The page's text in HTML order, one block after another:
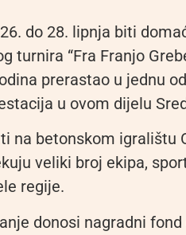
do 28. lipnja biti
turnira “Fra Franjo
prerastao u jednu
u ovom dijelu
na betonskom igralištu
veliki broj ekipa,
regije.
donosi nagradni